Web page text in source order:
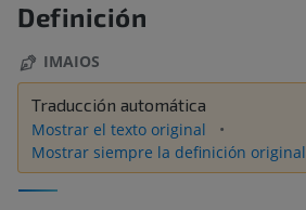
Definición
IMAIOS
Traducción automática
Mostrar el texto original
Mostrar siempre la definición original